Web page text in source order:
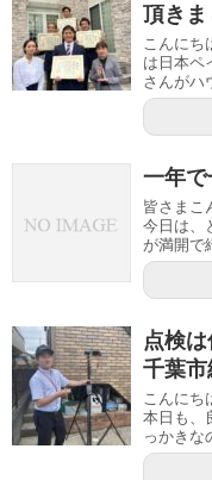
頂き
こんにち
は日本ペ
さんがハ
一年
皆さまこ
今日は、
が満開で
点検
千葉市
こんにち
本日も、
っかきな